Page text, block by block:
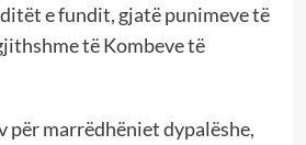
e fundit, gjatë punimeve të
të Kombeve të
për marrëdhëniet dypalëshe,